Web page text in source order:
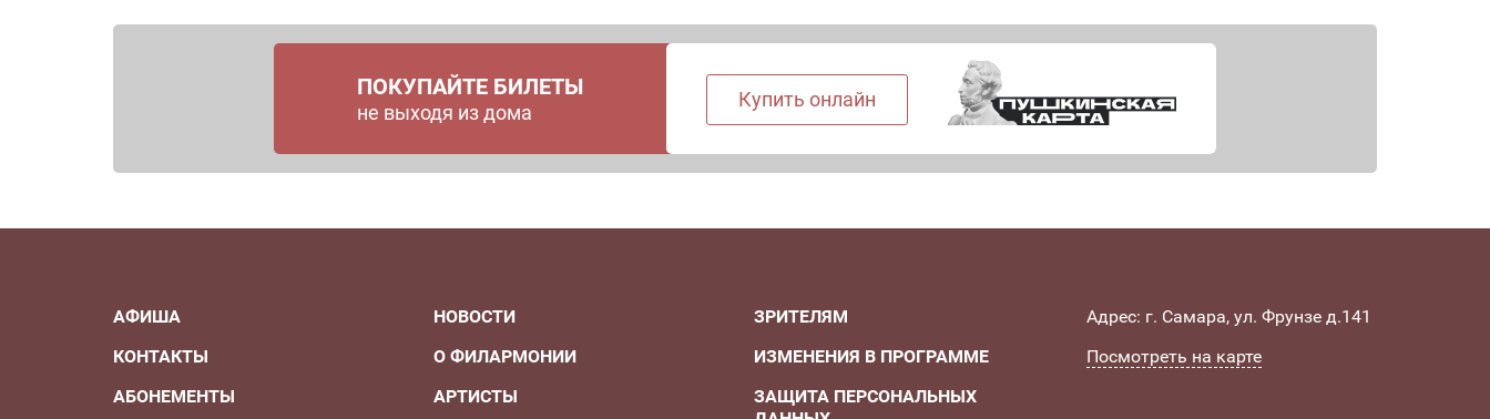
ПОКУПАЙТЕ БИЛЕТЫ
не выходя из дома
Купить онлайн
АФИША
КОНТАКТЫ
АБОНЕМЕНТЫ
НОВОСТИ
О ФИЛАРМОНИИ
АРТИСТЫ
ЗРИТЕЛЯМ
ИЗМЕНЕНИЯ В ПРОГРАММЕ
ЗАЩИТА ПЕРСОНАЛЬНЫХ
Адрес: г. Самара, ул. Фрунзе д.141
Посмотреть на карте